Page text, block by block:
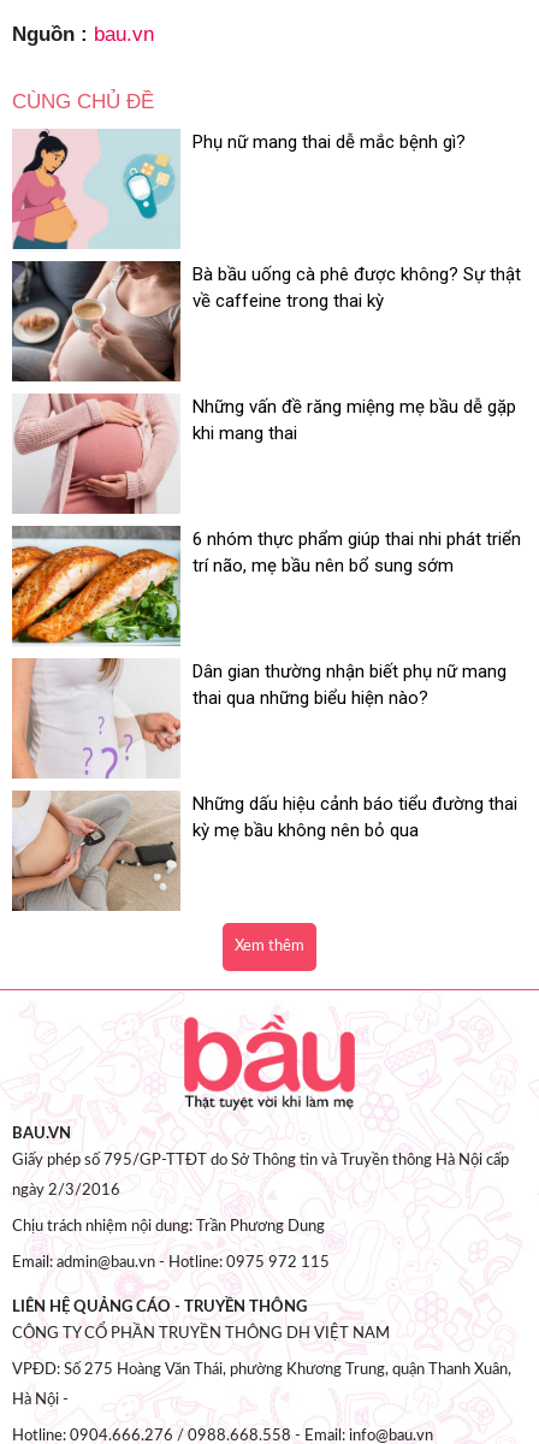
Nguồn : bau.vn
CÙNG CHỦ ĐỀ
Phụ nữ mang thai dễ mắc bệnh gì?
Bà bầu uống cà phê được không? Sự thật
về caffeine trong thai kỳ
Những vấn đề răng miệng mẹ bầu dễ gặp
khi mang thai
6 nhóm thực phẩm giúp thai nhi phát triển
trí não, mẹ bầu nên bổ sung sớm
Dân gian thường nhận biết phụ nữ mang
thai qua những biểu hiện nào?
Những dấu hiệu cảnh báo tiểu đường thai
kỳ mẹ bầu không nên bỏ qua
Xem thêm
BAU.VN
Giấy phép số 795/GP-TTĐT do Sở Thông tin và Truyền thông Hà Nội cấp
ngày 2/3/2016
Chịu trách nhiệm nội dung: Trần Phương Dung
Email: admin@bau.vn - Hotline: 0975 972 115
LIÊN HỆ QUẢNG CÁO - TRUYỀN THÔNG
CÔNG TY CỔ PHẦN TRUYỀN THÔNG DH VIỆT NAM
VPĐD: Số 275 Hoàng Văn Thái, phường Khương Trung, quận Thanh Xuân,
Hà Nội -
Hotline: 0904.666.276 / 0988.668.558 - Email: info@bau.vn